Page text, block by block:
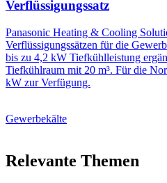
Verflüssigungssatz
Panasonic Heating & Cooling
Verflüssigungssätzen für die
bis zu 4,2 kW Tiefkühlleistung
Tiefkühlraum mit 20 m³. Für die
kW zur Verfügung.
Gewerbekälte
Relevante Themen